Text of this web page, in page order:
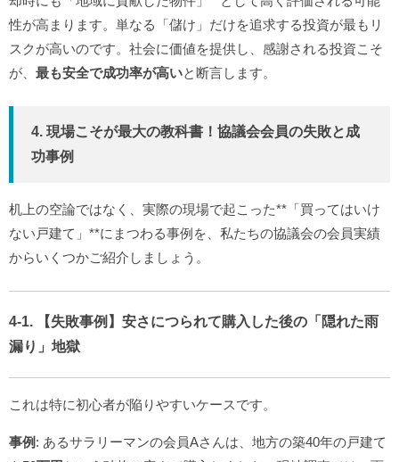
性が高まります。単なる「儲け」だけを追求する投資が最もリ
スクが高いのです。社会に価値を提供し、感謝される投資こそ
が、 最も安全で成功率が高いと断言します。
4. 現場こそが最大の教科書！協議会会員の失敗と成
功事例
机上の空論ではなく、実際の現場で起こった**「買ってはいけ
ない戸建て」**にまつわる事例を、私たちの協議会の会員実績
からいくつかご紹介しましょう。
4-1. 【失敗事例】安さにつられて購入した後の「隠れた雨
漏り」地獄
これは特に初心者が陥りやすいケースです。
事例 : あるサラリーマンの会員Aさんは、地方の築40年の戸建て